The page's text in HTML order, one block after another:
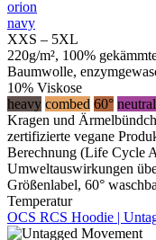
orion
navy
XXS – 5XL
220g/m², 100%
Baumwolle,
10% Viskose
heavy combed 60°
Kragen und
zertifizierte vegane
Berechnung (Life Cycle
Umweltauswirkungen
Größenlabel, 60°
Temperatur
OCS RCS Hoodie |